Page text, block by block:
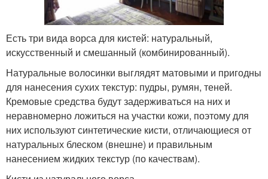
Есть три вида ворса для кистей: натуральный,
искусственный и смешанный (комбинированный).
Натуральные волосинки выглядят матовыми и пригодны
для нанесения сухих текстур: пудры, румян, теней.
Кремовые средства будут задерживаться на них и
неравномерно ложиться на участки кожи, поэтому для
них используют синтетические кисти, отличающиеся от
натуральных блеском (внешне) и правильным
нанесением жидких текстур (по качествам).